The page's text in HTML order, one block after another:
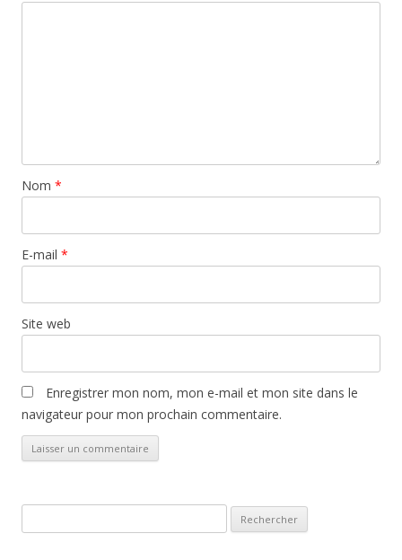
Nom *
E-mail *
Site web
Enregistrer mon nom, mon e-mail et mon site dans le
navigateur pour mon prochain commentaire.